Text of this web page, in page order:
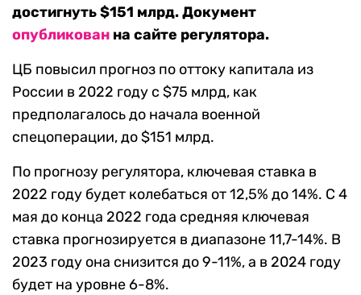
достигнуть $151 млрд. Документ
опубликован на сайте регулятора.
ЦБ повысил прогноз по оттоку капитала из
России в 2022 году с $75 млрд, как
предполагалось до начала военной
спецоперации, до $151 млрд.
По прогнозу регулятора, ключевая ставка в
2022 году будет колебаться от 12,5% до 14%. С 4
мая до конца 2022 года средняя ключевая
ставка прогнозируется в диапазоне 11,7-14%. В
2023 году она снизится до 9-11%, а в 2024 году
будет на уровне 6-8%.